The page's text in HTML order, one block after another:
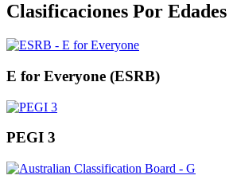
Clasificaciones Por Edades
E for Everyone (ESRB)
PEGI 3